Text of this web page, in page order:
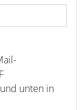
unten in